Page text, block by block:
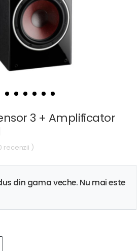
3 + Amplificator
recenzii )
din gama veche. Nu mai este